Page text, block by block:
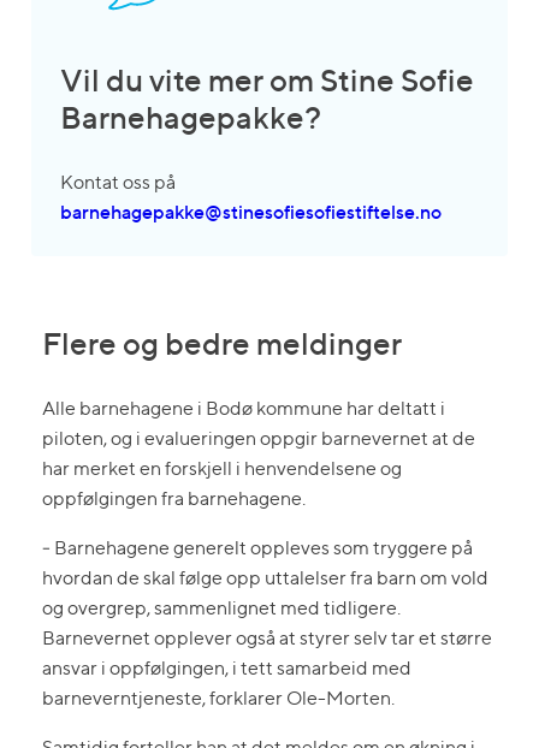
Vil du vite mer om Stine Sofie
Barnehagepakke?
Kontat oss på
barnehagepakke@stinesofiesofiestiftelse.no
Flere og bedre meldinger
Alle barnehagene i Bodø kommune har deltatt i
piloten, og i evalueringen oppgir barnevernet at de
har merket en forskjell i henvendelsene og
oppfølgingen fra barnehagene.
‒ Barnehagene generelt oppleves som tryggere på
hvordan de skal følge opp uttalelser fra barn om vold
og overgrep, sammenlignet med tidligere.
Barnevernet opplever også at styrer selv tar et større
ansvar i oppfølgingen, i tett samarbeid med
barneverntjeneste, forklarer Ole-Morten.